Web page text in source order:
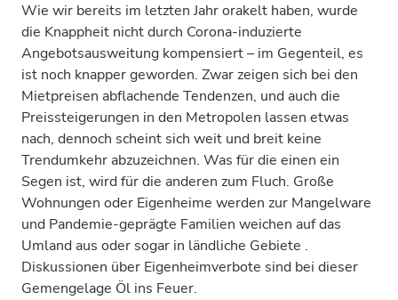
Wie wir bereits im letzten Jahr orakelt haben, wurde
die Knappheit nicht durch Corona-induzierte
Angebotsausweitung kompensiert – im Gegenteil, es
ist noch knapper geworden. Zwar zeigen sich bei den
Mietpreisen abflachende Tendenzen, und auch die
Preissteigerungen in den Metropolen lassen etwas
nach, dennoch scheint sich weit und breit keine
Trendumkehr abzuzeichnen. Was für die einen ein
Segen ist, wird für die anderen zum Fluch. Große
Wohnungen oder Eigenheime werden zur Mangelware
und Pandemie-geprägte Familien weichen auf das
Umland aus oder sogar in ländliche Gebiete .
Diskussionen über Eigenheimverbote sind bei dieser
Gemengelage Öl ins Feuer.